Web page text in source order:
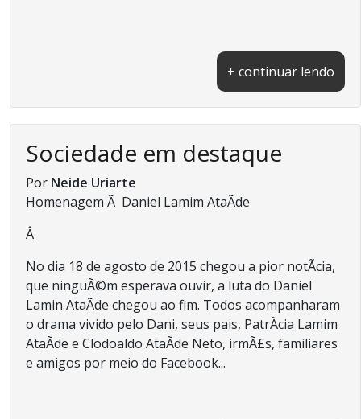
+ continuar lendo
Sociedade em destaque
Por Neide Uriarte
Homenagem Ã Daniel Lamim AtaÃ­de
Â
No dia 18 de agosto de 2015 chegou a pior notÃ­cia,
que ninguÃ©m esperava ouvir, a luta do Daniel
Lamin AtaÃ­de chegou ao fim. Todos acompanharam
o drama vivido pelo Dani, seus pais, PatrÃ­cia Lamim
AtaÃ­de e Clodoaldo AtaÃ­de Neto, irmÃ£s, familiares
e amigos por meio do Facebook...